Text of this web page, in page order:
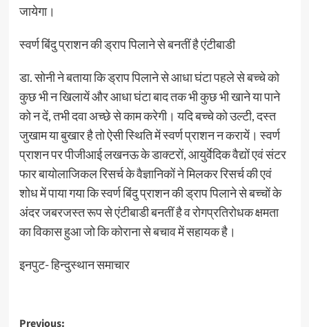
जायेगा।
स्वर्ण बिंदु प्राशन की ड्राप पिलाने से बनतीं है एंटीबाडी
डा. सोनी ने बताया कि ड्राप पिलाने से आधा घंटा पहले से बच्चे को
कुछ भी न खिलायें और आधा घंटा बाद तक भी कुछ भी खाने या पाने
को न दें, तभी दवा अच्छे से काम करेगी। यदि बच्चे को उल्टी, दस्त
जुखाम या बुखार है तो ऐसी स्थिति में स्वर्ण प्राशन न करायें। स्वर्ण
प्राशन पर पीजीआई लखनऊ के डाक्टरों, आयुर्वेदिक वैद्यों एवं संटर
फार बायोलाजिकल रिसर्च के वैज्ञानिकों ने मिलकर रिसर्च की एवं
शोध में पाया गया कि स्वर्ण बिंदु प्राशन की ड्राप पिलाने से बच्चों के
अंदर जबरजस्त रूप से एंटीबाडी बनतीं है व रोगप्रतिरोधक क्षमता
का विकास हुआ जो कि कोराना से बचाव में सहायक है।
इनपुट- हिन्दुस्थान समाचार
Previous: